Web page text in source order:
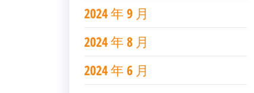
2024 年 9 月
2024 年 8 月
2024 年 6 月